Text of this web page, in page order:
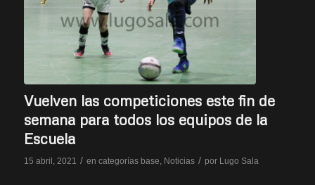
Vuelven las competiciones este fin de
semana para todos los equipos de la
Escuela
15 abril, 2021 / en categorías base, Noticias / por Lugo Sala